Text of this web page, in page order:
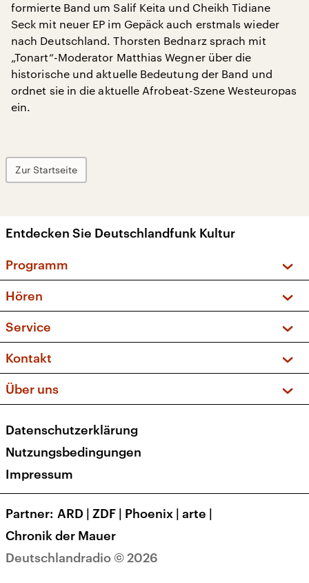
formierte Band um Salif Keita und Cheikh Tidiane
Seck mit neuer EP im Gepäck auch erstmals wieder
nach Deutschland. Thorsten Bednarz sprach mit
„Tonart“-Moderator Matthias Wegner über die
historische und aktuelle Bedeutung der Band und
ordnet sie in die aktuelle Afrobeat-Szene Westeuropas
ein.
Zur Startseite
Entdecken Sie Deutschlandfunk Kultur
Programm
Sendungen und Podcasts
Musikliste
Kakadu – Das Kinderprogramm
Hören
Frequenzen (UKW + DAB+)
Service
FAQ
Apps
Newsletter
Veranstaltungen
Kontakt
Social Media
Über uns
Presse
Karriere
Transparenz
Deutschlandradio © 2026
Datenschutzerklärung
Nutzungsbedingungen
Impressum
Partner ARD | ZDF | Phoenix | arte |
Chronik der Mauer